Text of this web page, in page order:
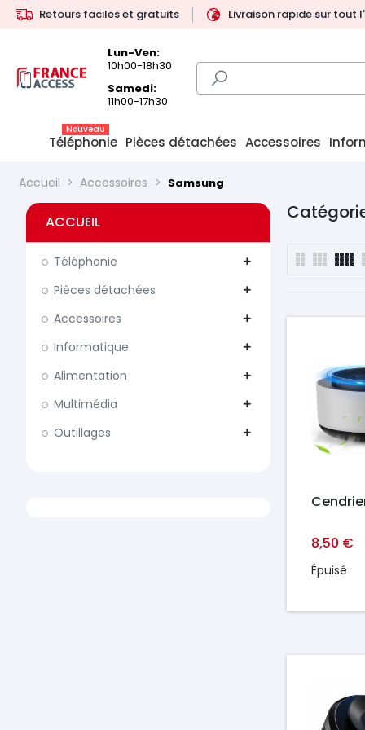
Retours faciles et gratuits Livraison rapide sur tout
Lun-Ven:
10h00-18h30
Samedi:
11h00-17h30
Téléphonie
Nouveau
Pièces détachées Accessoires
Accueil Accessoires Samsung
ACCUEIL
Téléphonie add
Pièces détachées add
Accessoires add
Informatique add
Alimentation add
Multimédia add
Outillages add
8,50 €
Épuisé